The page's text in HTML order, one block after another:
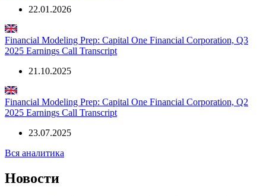
22.01.2026
Financial Modeling Prep: Capital One Financial Corporation, Q3
2025 Earnings Call Transcript
21.10.2025
Financial Modeling Prep: Capital One Financial Corporation, Q2
2025 Earnings Call Transcript
23.07.2025
Вся аналитика
Новости